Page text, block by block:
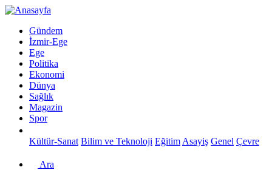
Gündem
İzmir-Ege
Ege
Politika
Ekonomi
Dünya
Sağlık
Magazin
Spor
Kültür-Sanat Bilim ve Teknoloji Eğitim Asayiş Genel Çevre
Ara